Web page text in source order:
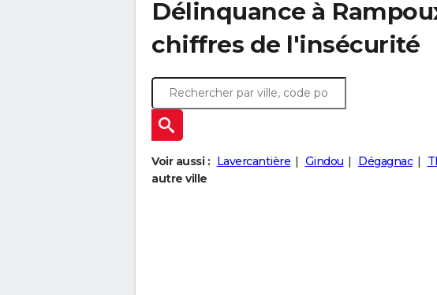
Délinquance à
chiffres de l'insécurité
Voir aussi : Lavercantière Gindou Dégagnac
autre ville